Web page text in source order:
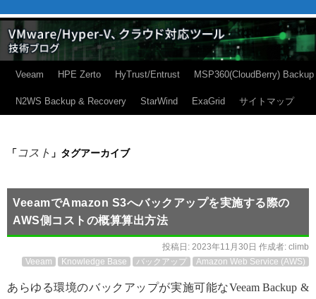
Veeam HPE Zerto HyTrust/Entrust MSP360(CloudBerry) Backup
N2WS Backup & Recovery StarWind ExaGrid サイトマップ
「 コスト 」タグアーカイブ
VeeamでAmazon S3へバックアップを実施する際の
AWS側コストの概算算出方法
投稿日: 2023年11月30日 作成者: climb
Veeam
Knowledge Base バックアップ Amazon Web Service (AWS)
あらゆる環境のバックアップが実施可能なVeeam Backup &